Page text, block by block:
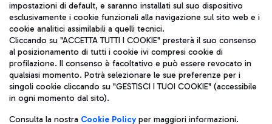
Aeroporti di Roma S.p.A. - Società soggetta a direzione e
coordinamento di Mundys S.p.A.
Codice fiscale e Registro delle Imprese di Roma 13032990155 P.
IVA 06572251004
Capitale sociale 62.224.743,00 int. vers.
Sede legale: Via Pier Paolo Racchetti 1 - 00054 Fiumicino (RM)
telefono +39 06 65951
Privacy policy
Note legali
impostazioni di default, e saranno installati sul suo dispositivo
esclusivamente i cookie funzionali alla navigazione sul sito web e i
cookie analitici assimilabili a quelli tecnici.
Cliccando su "ACCETTA TUTTI I COOKIE" presterà il suo consenso
al posizionamento di tutti i cookie ivi compresi cookie di
profilazione. Il consenso è facoltativo e può essere revocato in
qualsiasi momento. Potrà selezionare le sue preferenze per i
singoli cookie cliccando su "GESTISCI I TUOI COOKIE" (accessibile
in ogni momento dal sito).
Consulta la nostra Cookie Policyper maggiori informazioni.